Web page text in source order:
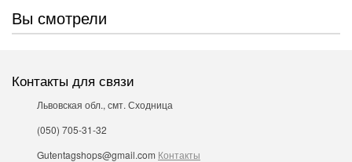
Вы смотрели
Контакты для связи
Львовская обл., смт. Сходница
(050) 705-31-32
Gutentagshops@gmail.com Контакты